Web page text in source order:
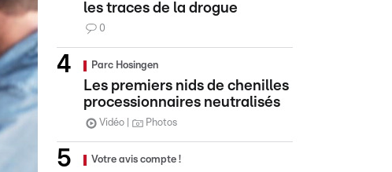
les traces de la drogue
0
Parc Hosingen
Les premiers nids de chenilles
processionnaires neutralisés
Vidéo Photos
Votre avis compte !